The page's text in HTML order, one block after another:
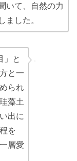
いて、自然の力
ました。
」と
と一
られ
藻土
出に
を
層愛